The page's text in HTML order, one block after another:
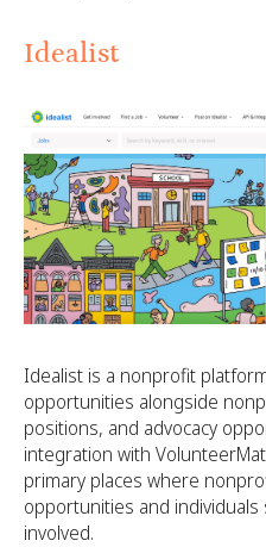
Idealist
Idealist is a nonprofit
opportunities alongside
positions, and advocacy
integration with
primary places where
opportunities and
involved.